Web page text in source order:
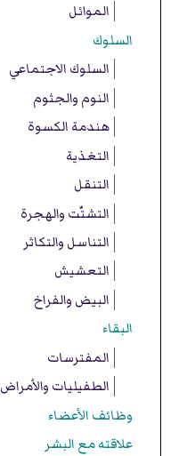
الموائل
السلوك
السلوك الاجتماعي
النوم والجثوم
هندمة الكسوة
التغذية
التنقل
التشتّت والهجرة
التناسل والتكاثر
التعشيش
البيض والفراخ
البقاء
المفترسات
الطفيليات والأمراض
وظائف الأعضاء
علاقته مع البشر